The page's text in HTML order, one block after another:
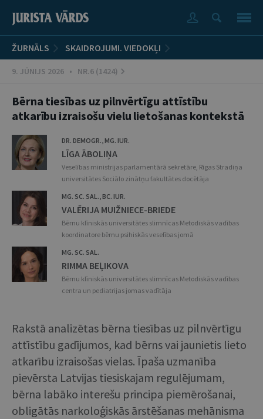
ŽURNĀLS SKAIDROJUMI. VIEDOKĻI
9. JŪNIJS 2026 • NR.6 (1424)
Bērna tiesības uz pilnvērtīgu attīstību
atkarību izraisošu vielu lietošanas kontekstā
DR. DEMOGR., MG. IUR.
LĪGA ĀBOLIŅA
Veselības ministrijas parlamentārā sekretāre, Rīgas Stradiņa
universitātes Sociālo zinātņu fakultātes docētāja
MG. SC. SAL., BC. IUR.
VALĒRIJA MUIŽNIECE-BRIEDE
Bērnu klīniskās universitātes slimnīcas Metodiskās vadības
koordinatore bērnu psihiskās veselības jomā
MG. SC. SAL.
RIMMA BEĻIKOVA
Bērnu klīniskās universitātes slimnīcas Metodiskās vadības
centra un pediatrijas jomas vadītāja
Rakstā analizētas bērna tiesības uz pilnvērtīgu
attīstību gadījumos, kad bērns vai jaunietis lieto
atkarību izraisošas vielas. Īpaša uzmanība
pievērsta Latvijas tiesiskajam regulējumam,
bērna labāko interešu principa piemērošanai,
obligātās narkoloģiskās ārstēšanas mehānisma